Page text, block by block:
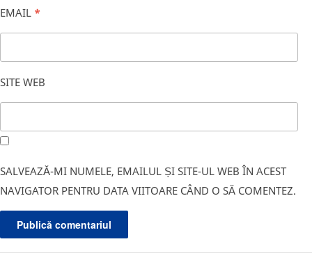
EMAIL *
SITE WEB
SALVEAZĂ-MI NUMELE, EMAILUL ȘI SITE-UL WEB ÎN ACEST
NAVIGATOR PENTRU DATA VIITOARE CÂND O SĂ COMENTEZ.